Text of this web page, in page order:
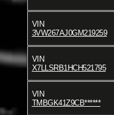
VIN
3VW267AJ0GM219259
VIN
X7LLSRB1HCH521795
VIN
TMBGK41Z9CB******